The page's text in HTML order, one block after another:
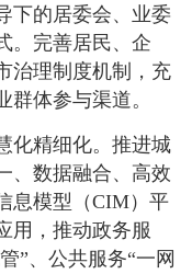
下的居委会、业委
。完善居民、企
治理制度机制，充
体参与渠道。
化精细化。推进城
、数据融合、高效
息模型（CIM）平
用，推动政务服
”、公共服务“一网